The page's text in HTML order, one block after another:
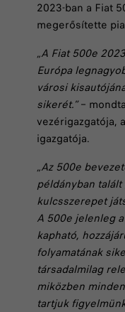
2023-ban a Fiat
megerősítette
„A Fiat 500e
Európa
városi
sikerét.”– mondta
vezérigazgatója,
igazgatója.
„Az 500e
példányban
kulcsszerepet
A 500e jelenleg
kapható,
folyamatának
társadalmilag
miközben
tartjuk